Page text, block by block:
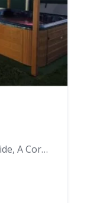
Rúa San Antonio 6, 15800 Melide, A Coruña, España